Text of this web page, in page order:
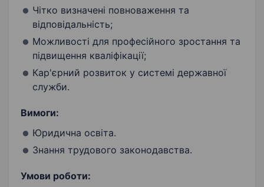
Чітко визначені повноваження та
відповідальність;
Можливості для професійного зростання та
підвищення кваліфікації;
Кар'єрний розвиток у системі державної
служби.
Вимоги:
Юридична освіта.
Знання трудового законодавства.
Умови роботи: